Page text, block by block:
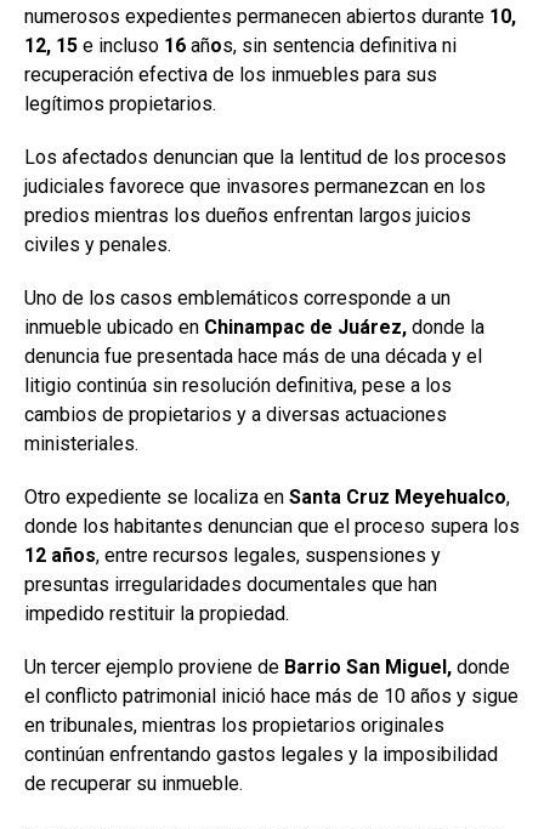
numerosos expedientes permanecen abiertos durante 10,
12, 15 e incluso 16 años, sin sentencia definitiva ni
recuperación efectiva de los inmuebles para sus
legítimos propietarios.
Los afectados denuncian que la lentitud de los procesos
judiciales favorece que invasores permanezcan en los
predios mientras los dueños enfrentan largos juicios
civiles y penales.
Uno de los casos emblemáticos corresponde a un
inmueble ubicado en Chinampac de Juárez, donde la
denuncia fue presentada hace más de una década y el
litigio continúa sin resolución definitiva, pese a los
cambios de propietarios y a diversas actuaciones
ministeriales.
Otro expediente se localiza en Santa Cruz Meyehualco,
donde los habitantes denuncian que el proceso supera los
12 años, entre recursos legales, suspensiones y
presuntas irregularidades documentales que han
impedido restituir la propiedad.
Un tercer ejemplo proviene de Barrio San Miguel, donde
el conflicto patrimonial inició hace más de 10 años y sigue
en tribunales, mientras los propietarios originales
continúan enfrentando gastos legales y la imposibilidad
de recuperar su inmueble.